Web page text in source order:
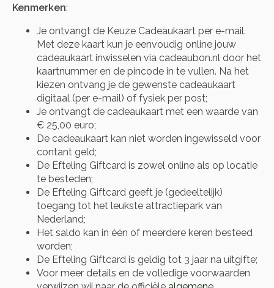
Kenmerken:
Je ontvangt de Keuze Cadeaukaart per e-mail.
Met deze kaart kun je eenvoudig online jouw
cadeaukaart inwisselen via cadeaubon.nl door het
kaartnummer en de pincode in te vullen. Na het
kiezen ontvang je de gewenste cadeaukaart
digitaal (per e-mail) of fysiek per post;
Je ontvangt de cadeaukaart met een waarde van
€ 25,00 euro;
De cadeaukaart kan niet worden ingewisseld voor
contant geld;
De Efteling Giftcard is zowel online als op locatie
te besteden;
De Efteling Giftcard geeft je (gedeeltelijk)
toegang tot het leukste attractiepark van
Nederland;
Het saldo kan in één of meerdere keren besteed
worden;
De Efteling Giftcard is geldig tot 3 jaar na uitgifte;
Voor meer details en de volledige voorwaarden